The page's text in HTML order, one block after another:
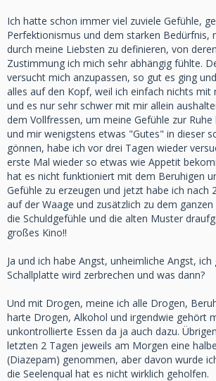
Ich hatte schon immer viel zuviele Gefühle,
Perfektionismus und dem starken Bedürfnis,
durch meine Liebsten zu definieren, von
Zustimmung ich mich sehr abhängig fühlte.
versucht mich anzupassen, so gut es ging
alles auf den Kopf, weil ich einfach nichts mit
und es nur sehr schwer mit mir allein
dem Vollfressen, um meine Gefühle zur
und mir wenigstens etwas "Gutes" in dieser
gönnen, habe ich vor drei Tagen wieder
erste Mal wieder so etwas wie Appetit
hat es nicht funktioniert mit dem Beruhigen
Gefühle zu erzeugen und jetzt habe ich nach
auf der Waage und zusätzlich zu dem
die Schuldgefühle und die alten Muster
großes Kino!!
Ja und ich habe Angst, unheimliche Angst, ich
Schallplatte wird zerbrechen und was dann?
Und mit Drogen, meine ich alle Drogen,
harte Drogen, Alkohol und irgendwie gehört
unkontrollierte Essen da ja auch dazu.
letzten 2 Tagen jeweils am Morgen eine
(Diazepam) genommen, aber davon wurde
die Seelenqual hat es nicht wirklich geholfen.